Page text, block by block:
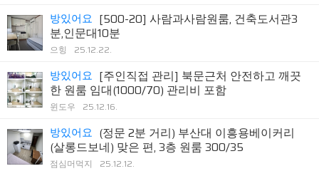
방있어요 [500-20] 사람과사람원룸, 건축도서관3
분,인문대10분
으힝 25.12.22.
방있어요 [주인직접 관리] 북문근처 안전하고 깨끗
한 원룸 임대(1000/70) 관리비 포함
윈도우 25.12.16.
방있어요 (정문 2분 거리) 부산대 이흥용베이커리
(살롱드보네) 맞은 편, 3층 원룸 300/35
점심머먹지 25.12.12.